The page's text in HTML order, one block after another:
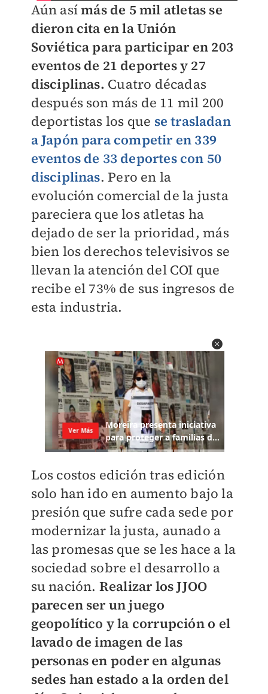
Aún asímás de 5 mil atletas se
dieron cita en la Unión
Soviética para participar en 203
eventos de 21 deportes y 27
disciplinas. Cuatro décadas
después son más de 11 mil 200
deportistas los que se trasladan
a Japón para competir en 339
eventos de 33 deportes con 50
disciplinas. Pero en la
evolución comercial de la justa
pareciera que los atletas ha
dejado de ser la prioridad, más
bien los derechos televisivos se
llevan la atención del COI que
recibe el 73% de sus ingresos de
esta industria.
Los costos edición tras edición
solo han ido en aumento bajo la
presión que sufre cada sede por
modernizar la justa, aunado a
las promesas que se les hace a la
sociedad sobre el desarrollo a
su nación. Realizar los JJOO
parecen ser un juego
geopolítico y la corrupción o el
lavado de imagen de las
personas en poder en algunas
sedes han estado a la orden del